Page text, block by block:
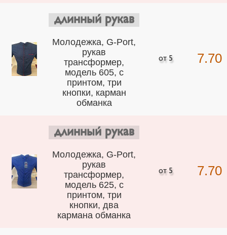
длинный рукав
Молодежка, G-Port,
рукав
трансформер,
модель 605, с
принтом, три
кнопки, карман
обманка
7.70
длинный рукав
Молодежка, G-Port,
рукав
трансформер,
модель 625, с
принтом, три
кнопки, два
кармана обманка
7.70